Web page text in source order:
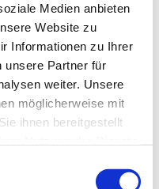
Medien anbieten
Website zu
Informationen zu Ihrer
unsere Partner für
weiter. Unsere
möglicherweise mit
ihnen bereitgestellt